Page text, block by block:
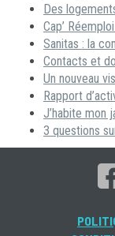
Des
Cap’
Sanitas : la
Contacts et
Un nouveau
Rapport
J’habite mon
3 questions